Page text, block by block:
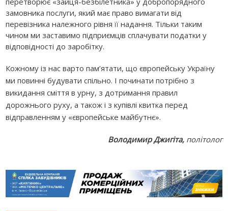
замовника послуги, який має право вимагати від
перевізника належного рівня її надання. Тільки таким
чином ми заставимо підприємців сплачувати податки у
відповідності до заробітку.
Кожному із нас варто пам’ятати, що європейську Україну
ми повинні будувати спільно. І починати потрібно з
викидання сміття в урну, з дотримання правил
дорожнього руху, а також і з купівлі квитка перед
відправленням у «європейське майбутнє».
Володимир Джигіта,політолог